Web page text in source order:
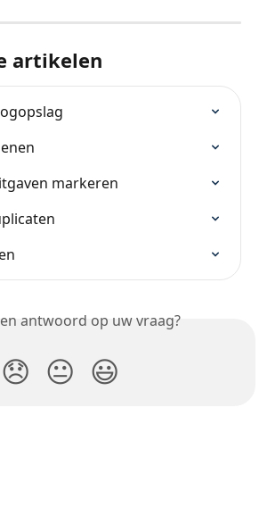
artikelen
markeren
antwoord op uw vraag?
😞 😐 😃